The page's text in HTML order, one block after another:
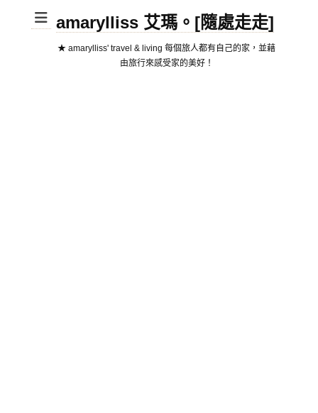
amarylliss 艾瑪。[隨處走走]
★ amarylliss' travel & living 每個旅人都有自己的家，並藉
由旅行來感受家的美好！